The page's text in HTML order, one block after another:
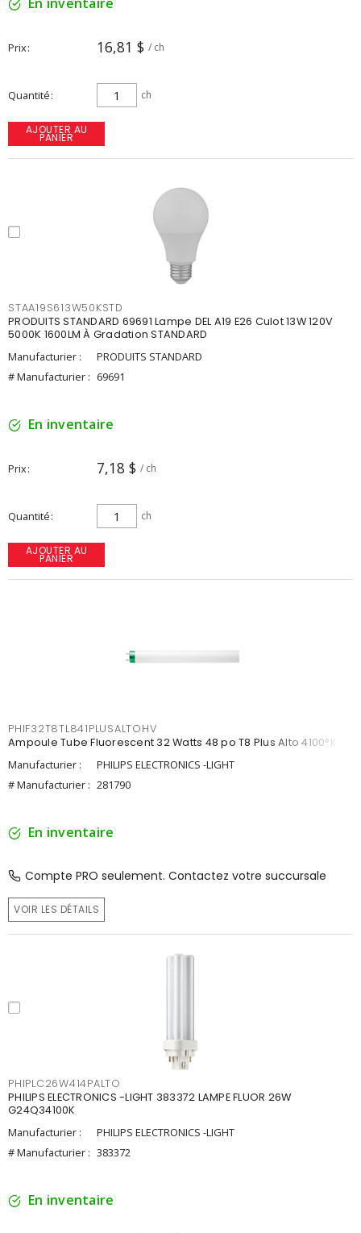
Prix 16,81 $ / ch
Quantité ch
AJOUTER AU
PANIER
STAA19S613W50KSTD
PRODUITS STANDARD 69691 Lampe DEL A19 E26 Culot 13W 120V
5000K 1600LM À Gradation STANDARD
Manufacturier :
PRODUITS STANDARD
# Manufacturier : 69691
En inventaire
Prix 7,18 $ / ch
Quantité ch
AJOUTER AU
PANIER
PHIF32T8TL841PLUSALTOHV
Ampoule Tube Fluorescent 32 Watts 48 po T8 Plus Alto 4100°K
Manufacturier :
PHILIPS ELECTRONICS -LIGHT
# Manufacturier : 281790
En inventaire
Compte PRO seulement. Contactez votre succursale
VOIR LES DÉTAILS
PHIPLC26W414PALTO
PHILIPS ELECTRONICS -LIGHT 383372 LAMPE FLUOR 26W
G24Q34100K
Manufacturier :
PHILIPS ELECTRONICS -LIGHT
# Manufacturier : 383372
En inventaire